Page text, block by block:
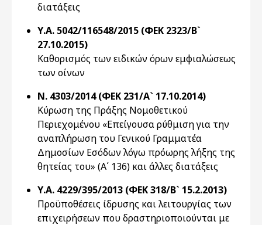
διατάξεις
Υ.Α. 5042/116548/2015 (ΦΕΚ 2323/Β`
27.10.2015)
Καθορισμός των ειδικών όρων εμφιαλώσεως
των οίνων
Ν. 4303/2014 (ΦΕΚ 231/Α` 17.10.2014)
Κύρωση της Πράξης Νομοθετικού
Περιεχομένου «Επείγουσα ρύθμιση για την
αναπλήρωση του Γενικού Γραμματέα
Δημοσίων Εσόδων λόγω πρόωρης λήξης της
θητείας του» (Α΄ 136) και άλλες διατάξεις
Υ.Α. 4229/395/2013 (ΦΕΚ 318/Β` 15.2.2013)
Προϋποθέσεις ίδρυσης και λειτουργίας των
επιχειρήσεων που δραστηριοποιούνται με